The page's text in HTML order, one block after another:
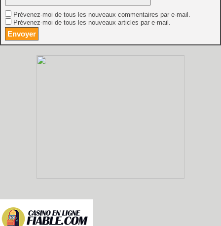
Prévenez-moi de tous les nouveaux commentaires par e-mail.
Prévenez-moi de tous les nouveaux articles par e-mail.